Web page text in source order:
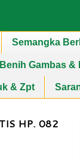
Semangka
Benih Gambas &
& Zpt
HP. 082